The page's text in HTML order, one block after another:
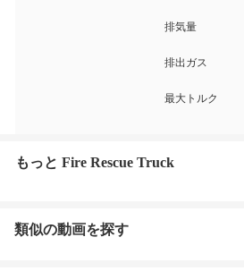
排気量
排出ガス
最大トルク
もっと Fire Rescue Truck
類似の動画を探す